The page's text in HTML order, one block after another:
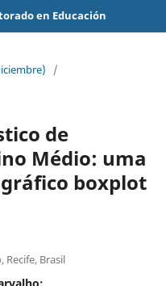
en Educación
/
de
Médio: uma
boxplot
Recife, Brasil